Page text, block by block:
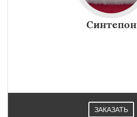
Синтепон
ЗАКАЗАТЬ